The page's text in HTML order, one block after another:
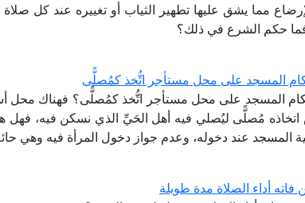
مما يشق عليها تطهير الثياب أو تغييره عند كل
حكم الشرع في ذلك؟
المسجد على محل مستأجر اتُّخذ كمُصلًّى
المسجد على محل مستأجر اتُّخذ كمُصلًّى؟ فهناك محل
مُصلًّى ليُصلي فيه أهل الحَيِّ الذي نسكن فيه، فهل
المسجد عند دخوله، وعدم جواز دخول المرأة فيه وهي
أداء الصلاة مدة طويلة